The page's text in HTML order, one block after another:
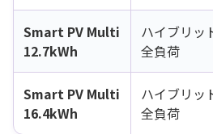
Smart PV Multi
12.7kWh
ハイブリッ
全負荷
Smart PV Multi
16.4kWh
ハイブリッ
全負荷